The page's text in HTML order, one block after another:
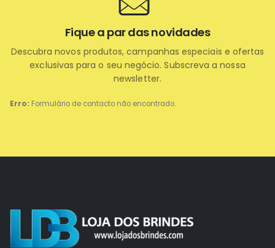
Erro: Formulário de contacto não encontrado.
Fique a par das novidades
Descubra novos produtos, campanhas especiais e ofertas
exclusivas para o seu negócio. Subscreva a nossa
newsletter.